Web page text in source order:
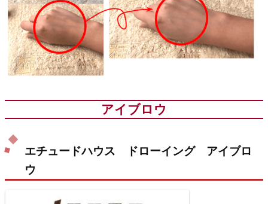
アイブロウ
エチュードハウス ドローイング アイブロ
ウ